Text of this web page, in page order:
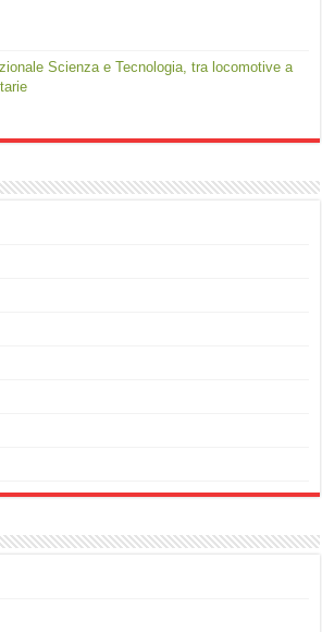
Scienza e Tecnologia, tra locomotive a